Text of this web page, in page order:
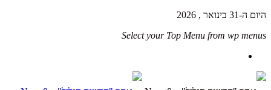
היום ה-31 בינואר , 2026
Select your Top Menu from wp menus